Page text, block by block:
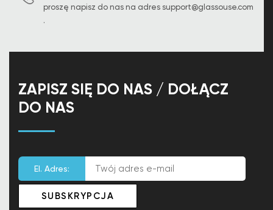
proszę napisz do nas na adres support@glassouse.com
.
ZAPISZ SIĘ DO NAS / DOŁĄCZ
DO NAS
El. Adres: